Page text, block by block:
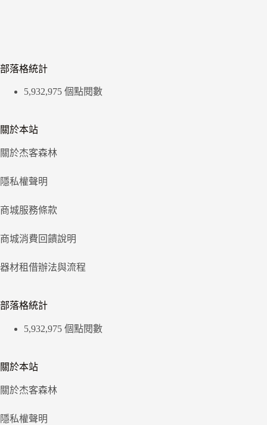
部落格統計
5,932,975 個點閱數
關於本站
關於杰客森林
隱私權聲明
商城服務條款
商城消費回饋說明
器材租借辦法與流程
部落格統計
5,932,975 個點閱數
關於本站
關於杰客森林
隱私權聲明